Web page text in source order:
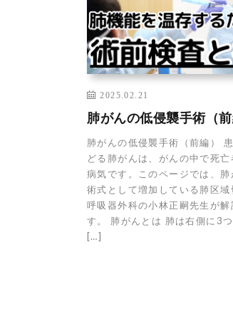
2025.02.21
肺がんの低侵襲手術（前
肺がんの低侵襲手術（前編）
どる肺がんは、がんの中で死
病気です。このページでは、肺
術式として増加している肺区
呼吸器外科の小林正嗣先生が解
す。 肺がんとは 肺は右側に3
[…]